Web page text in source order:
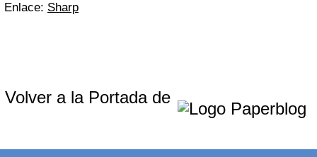
Enlace: Sharp
Volver a la Portada de